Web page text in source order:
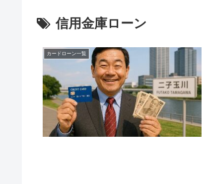
信用金庫ローン
カードローン一覧